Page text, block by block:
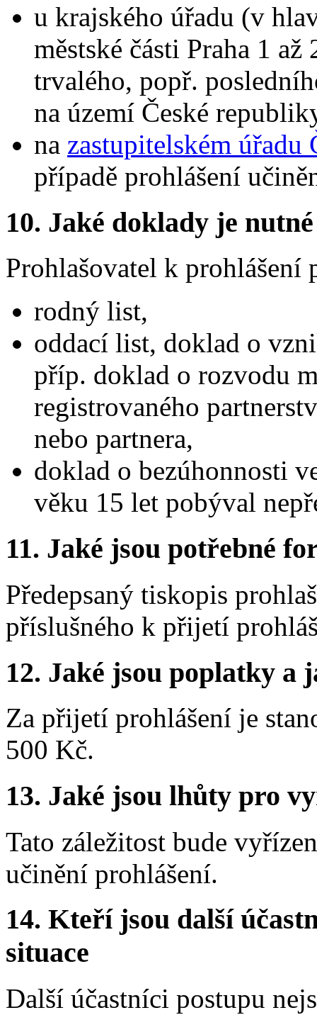
u krajského úřadu (v
městské části Praha 1
trvalého, popř.
na území České
na zastupitelském
případě prohlášení
10. Jaké doklady je
Prohlašovatel k prohlášení
rodný list,
oddací list, doklad o
příp. doklad o rozvodu
registrovaného
nebo partnera,
doklad o bezúhonnosti
věku 15 let pobýval
11. Jaké jsou potřebné
Předepsaný tiskopis
příslušného k přijetí
12. Jaké jsou poplatky a
Za přijetí prohlášení je
500 Kč.
13. Jaké jsou lhůty pro
Tato záležitost bude
učinění prohlášení.
14. Kteří jsou další
situace
Další účastníci postupu